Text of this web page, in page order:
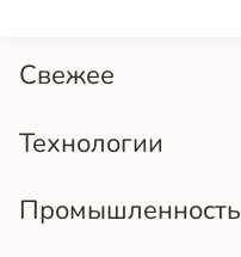
Свежее
Технологии
Промышленность